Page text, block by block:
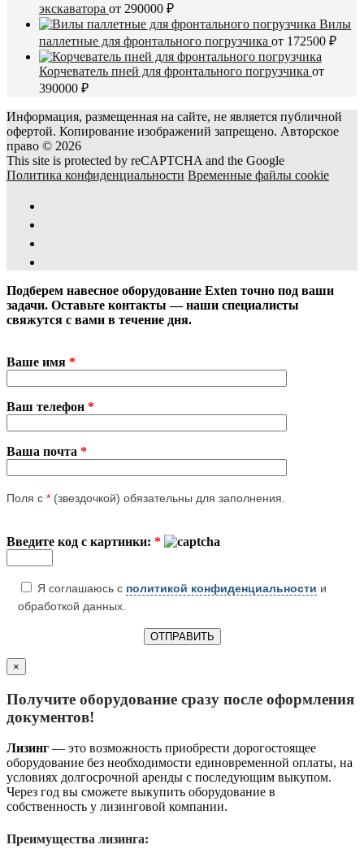
экскаватора от 290000 ₽
Вилы
паллетные для фронтального погрузчика от 172500 ₽
Корчеватель пней для фронтального погрузчика от
390000 ₽
Информация, размещенная на сайте, не является публичной
офертой. Копирование изображений запрещено. Авторское
право © 2026
This site is protected by reCAPTCHA and the Google
Политика конфиденциальности Временные файлы cookie
Подберем навесное оборудование Exten точно под ваши
задачи. Оставьте контакты — наши специалисты
свяжутся с вами в течение дня.
Ваше имя *
Ваш телефон *
Ваша почта *
Поля с * (звездочкой) обязательны для заполнения.
Введите код с картинки: *
Я соглашаюсь с политикой конфиденциальности и
обработкой данных.
×
Получите оборудование сразу после оформления
документов!
Лизинг — это возможность приобрести дорогостоящее
оборудование без необходимости единовременной оплаты, на
условиях долгосрочной аренды с последующим выкупом.
Через год вы сможете выкупить оборудование в
собственность у лизинговой компании.
Преимущества лизинга: